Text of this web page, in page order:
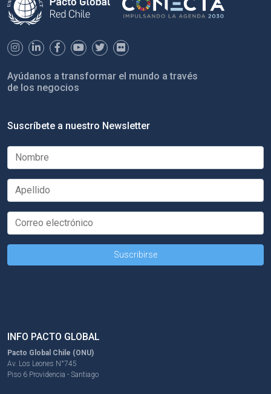
Ayúdanos a transformar el mundo a través
de los negocios
Suscríbete a nuestro Newsletter
INFO PACTO GLOBAL
Pacto Global Chile (ONU)
Av. Los Leones N°745
Piso 6 Providencia - Santiago